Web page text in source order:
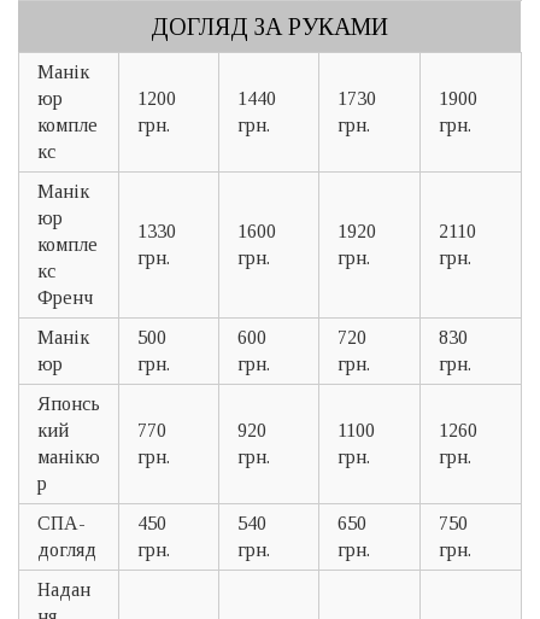
ДОГЛЯД ЗА РУКАМИ
Манік
юр
компле
кс
1200
грн.
1440
грн.
1730
грн.
1900
грн.
Манік
юр
компле
кс
Френч
1330
грн.
1600
грн.
1920
грн.
2110
грн.
Манік
юр
500
грн.
600
грн.
720
грн.
830
грн.
Японсь
кий
манікю
р
770
грн.
920
грн.
1100
грн.
1260
грн.
СПА-
догляд
450
грн.
540
грн.
650
грн.
750
грн.
Надан